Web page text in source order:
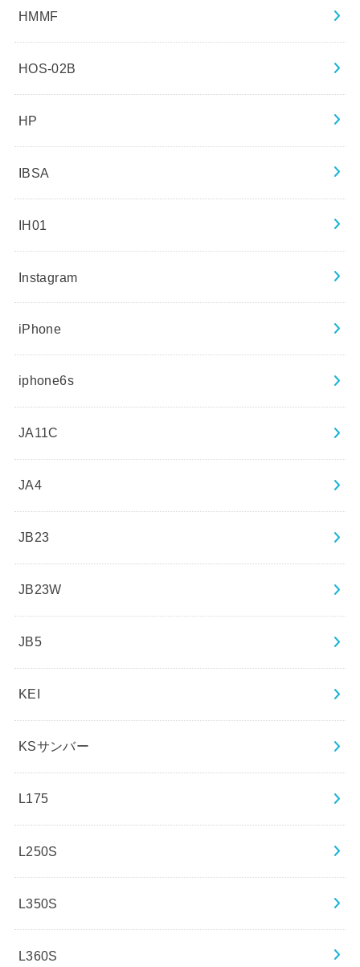
HMMF
HOS-02B
HP
IBSA
IH01
Instagram
iPhone
iphone6s
JA11C
JA4
JB23
JB23W
JB5
KEI
KSサンバー
L175
L250S
L350S
L360S